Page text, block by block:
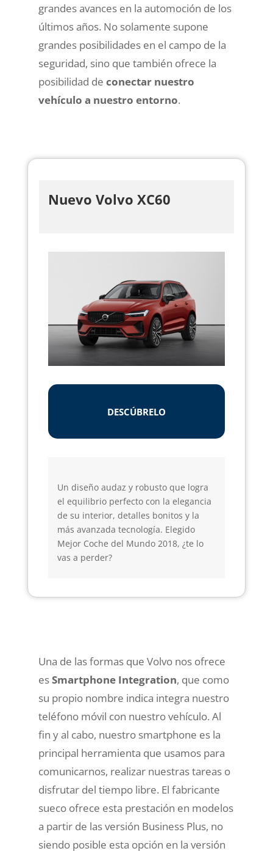
grandes avancesen la automoción de los
últimos años. No solamente supone
grandes posibilidades en el campo de la
seguridad, sino que también ofrece la
posibilidad de conectar nuestro
vehículo a nuestro entorno.
Nuevo Volvo XC60
DESCÚBRELO
Un diseño audaz y robusto que logra
el equilibrio perfecto con la elegancia
de su interior, detalles bonitos y la
más avanzada tecnología. Elegido
Mejor Coche del Mundo 2018, ¿te lo
vas a perder?
Una de las formas que Volvo nos ofrece
esSmartphone Integration, que como
su propio nombre indica integra nuestro
teléfono móvil con nuestro vehículo. Al
fin y al cabo, nuestro smartphone es la
principal herramienta que usamos para
comunicarnos, realizar nuestras tareas o
disfrutar del tiempo libre. El fabricante
sueco ofrece esta prestación en modelos
a partir de las versión Business Plus, no
siendo posible esta opción en la versión